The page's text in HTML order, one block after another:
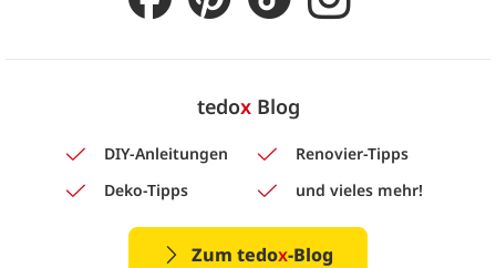
tedoxBlog
DIY-Anleitungen
Renovier-Tipps
Deko-Tipps
und vieles mehr!
Zum tedox-Blog